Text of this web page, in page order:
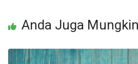
Anda Juga